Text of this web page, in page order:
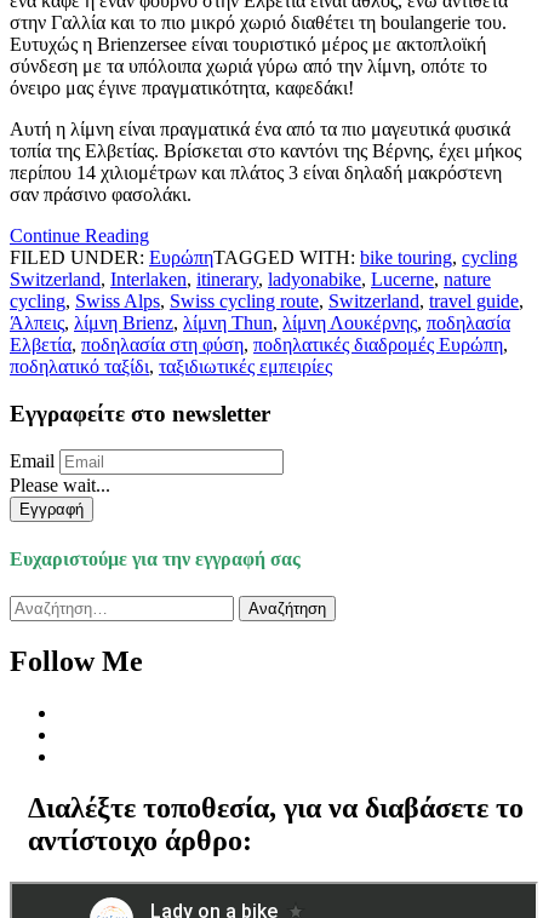
στην Γαλλία και το πιο μικρό χωριό διαθέτει τη boulangerie του.
Ευτυχώς η Brienzersee είναι τουριστικό μέρος με ακτοπλοϊκή
σύνδεση με τα υπόλοιπα χωριά γύρω από την λίμνη, οπότε το
όνειρο μας έγινε πραγματικότητα, καφεδάκι!
Αυτή η λίμνη είναι πραγματικά ένα από τα πιο μαγευτικά φυσικά
τοπία της Ελβετίας. Βρίσκεται στο καντόνι της Βέρνης, έχει μήκος
περίπου 14 χιλιομέτρων και πλάτος 3 είναι δηλαδή μακρόστενη
σαν πράσινο φασολάκι.
Continue Reading
FILED UNDER: ΕυρώπηTAGGED WITH: bike touring, cycling
Switzerland, Interlaken, itinerary, ladyonabike, Lucerne, nature
cycling, Swiss Alps, Swiss cycling route, Switzerland, travel guide,
Άλπεις, λίμνη Brienz, λίμνη Thun, λίμνη Λουκέρνης, ποδηλασία
Ελβετία, ποδηλασία στη φύση, ποδηλατικές διαδρομές Ευρώπη,
ποδηλατικό ταξίδι, ταξιδιωτικές εμπειρίες
Εγγραφείτε στο newsletter
Email
Please wait...
Εγγραφή
Ευχαριστούμε για την εγγραφή σας
Αναζήτηση
για:
Follow Me
Διαλέξτε τοποθεσία, για να διαβάσετε το
αντίστοιχο άρθρο: